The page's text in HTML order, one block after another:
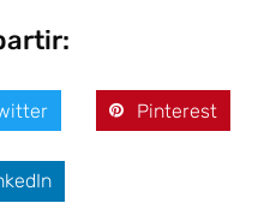
Pinterest